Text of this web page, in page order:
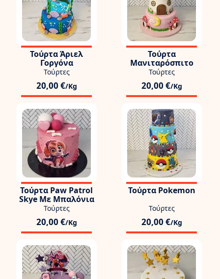
Τούρτα Άριελ
Γοργόνα
Τούρτες
20,00 €/Kg
Τούρτα
Μανιταρόσπιτο
Τούρτες
20,00 €/Kg
Τούρτα Paw Patrol
Skye Με Μπαλόνια
Τούρτες
20,00 €/Kg
Τούρτα Pokemon
Τούρτες
20,00 €/Kg